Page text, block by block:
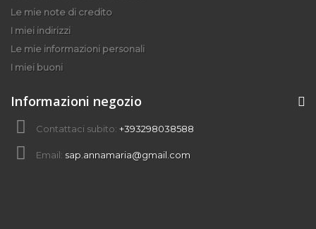
Le mie note di credito
I miei indirizzi
Le mie informazioni personali
I miei buoni
Informazioni negozio
Contattaci subito: +393298038588
Email: sap.annamaria@gmail.com